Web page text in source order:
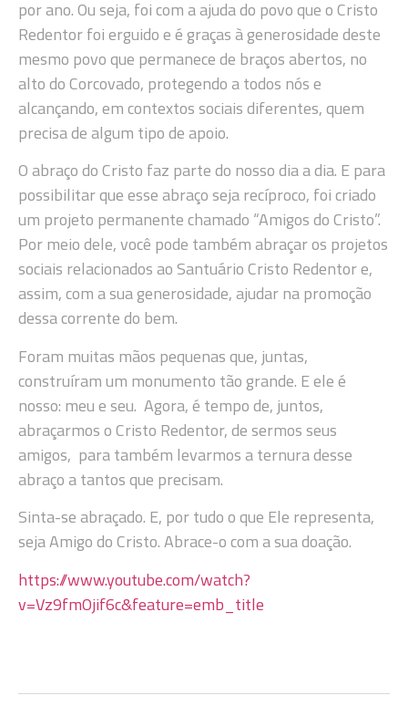
por ano. Ou seja, foi com a ajuda do povo que o Cristo
Redentor foi erguido e é graças à generosidade deste
mesmo povo que permanece de braços abertos, no
alto do Corcovado, protegendo a todos nós e
alcançando, em contextos sociais diferentes, quem
precisa de algum tipo de apoio.
O abraço do Cristo faz parte do nosso dia a dia. E para
possibilitar que esse abraço seja recíproco, foi criado
um projeto permanente chamado “Amigos do Cristo”.
Por meio dele, você pode também abraçar os projetos
sociais relacionados ao Santuário Cristo Redentor e,
assim, com a sua generosidade, ajudar na promoção
dessa corrente do bem.
Foram muitas mãos pequenas que, juntas,
construíram um monumento tão grande. E ele é
nosso: meu e seu. Agora, é tempo de, juntos,
abraçarmos o Cristo Redentor, de sermos seus
amigos, para também levarmos a ternura desse
abraço a tantos que precisam.
Sinta-se abraçado. E, por tudo o que Ele representa,
seja Amigo do Cristo. Abrace-o com a sua doação.
https://www.youtube.com/watch?
v=Vz9fmOjif6c&feature=emb_title